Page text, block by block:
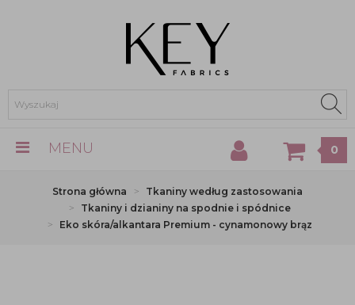
MENU 0
Strona główna
Tkaniny według zastosowania
Tkaniny i dzianiny na spodnie i spódnice
Eko skóra/alkantara Premium - cynamonowy brąz